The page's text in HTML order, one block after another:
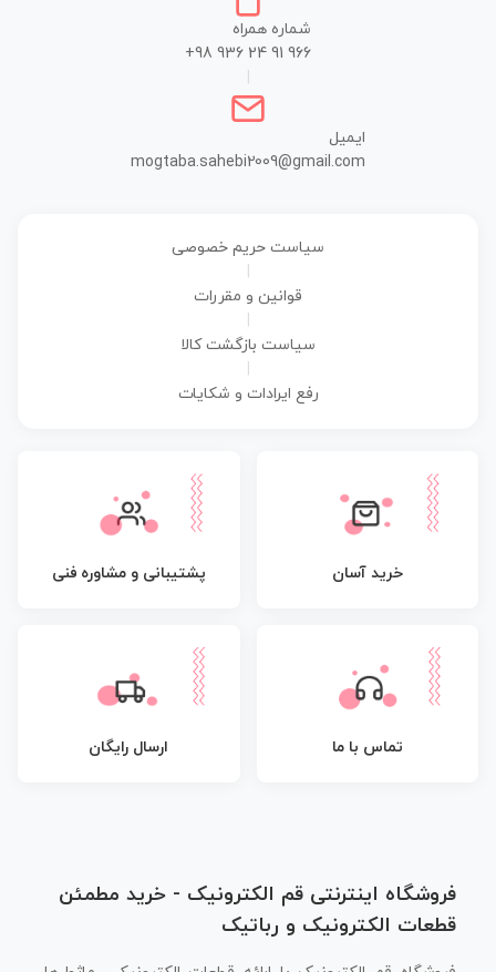
شماره همراه
+98 936 24 91 966
ایمیل
mogtaba.sahebi2009@gmail.com
سیاست حریم خصوصی
قوانین و مقررات
سیاست بازگشت کالا
رفع ایرادات و شکایات
خرید آسان پشتیبانی و مشاوره فنی
تماس با ما ارسال رایگان
فروشگاه اینترنتی قم الکترونیک - خرید مطمئن
قطعات الکترونیک و رباتیک